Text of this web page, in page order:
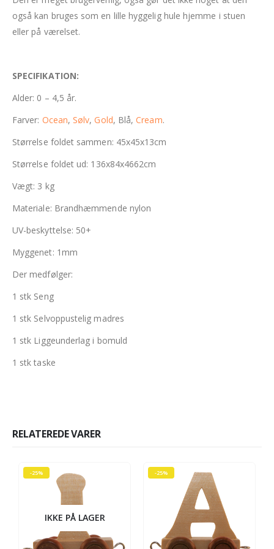
også kan bruges som en lille hyggelig hule hjemme i stuen
eller på værelset.
SPECIFIKATION:
Alder: 0 – 4,5 år.
Farver: Ocean,Sølv,Gold, Blå,Cream.
Størrelse foldet sammen: 45x45x13cm
Størrelse foldet ud: 136x84x4662cm
Vægt: 3 kg
Materiale: Brandhæmmende nylon
UV-beskyttelse: 50+
Myggenet: 1mm
Der medfølger:
1 stk Seng
1 stk Selvoppustelig madres
1 stk Liggeunderlag i bomuld
1 stk taske
RELATEREDE VARER
-25%
IKKE PÅ LAGER
-25%